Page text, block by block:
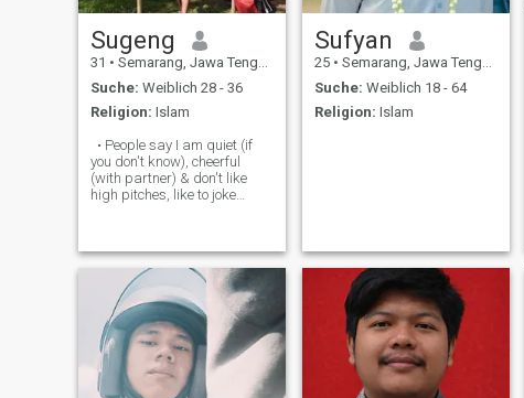
Sugeng
31 • Semarang, Jawa Tengah, Indonesien
Suche: Weiblich 28 - 36
Religion: Islam
• People say I am quiet (if
you don't know), cheerful
(with partner) & don't like
high pitches, like to joke
mountains My hobby is
climbing mountains & doing
business.
Sufyan
25 • Semarang, Jawa Tengah, Indonesien
Suche: Weiblich 18 - 64
Religion: Islam